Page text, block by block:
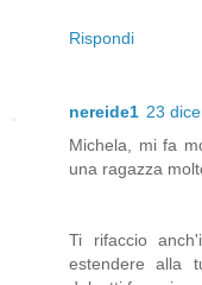
Rispondi
nereide1 23
Michela, mi fa
una ragazza
Ti rifaccio
estendere alla